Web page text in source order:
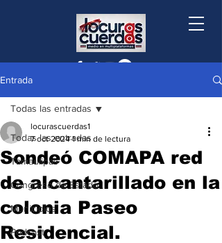
Entrada
Todas las entradas
Tamaulipas
Congreso de Estado
Municipios
Podcast
Todas las entradas
Sondeó COMAPA red
de alcantarillado en la
colonia Paseo
Residencial.
locurascuerdas1
7 oct 2024 1 min de lectura